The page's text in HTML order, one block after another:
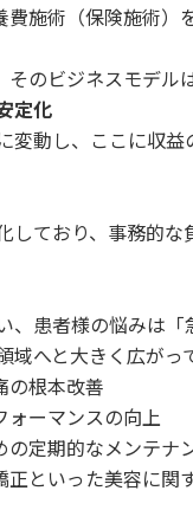
施術（保険施術）
のビジネスモデル
定化
変動し、ここに収
しており、事務的
、患者様の悩みは
へと大きく広がっ
の根本改善
ォーマンスの向上
定期的なメンテナ
といった美容に関